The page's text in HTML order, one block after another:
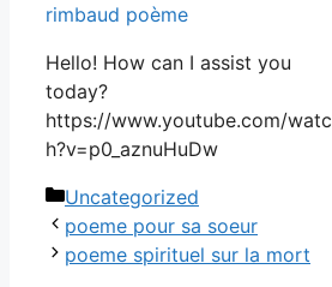
rimbaud poème
Hello! How can I assist you
today?
https://www.youtube.com/watc
h?v=p0_aznuHuDw
Catégories
Uncategorized
poeme pour sa soeur
poeme spirituel sur la mort